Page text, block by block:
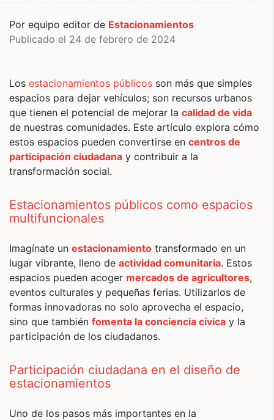
Por equipo editor de Estacionamientos
Publicado el 24 de febrero de 2024
Los estacionamientos públicos son más que simples
espacios para dejar vehículos; son recursos urbanos
que tienen el potencial de mejorar la calidad de vida
de nuestras comunidades. Este artículo explora cómo
estos espacios pueden convertirse en centros de
participación ciudadana y contribuir a la
transformación social.
Estacionamientos públicos como espacios
multifuncionales
Imagínate un estacionamiento transformado en un
lugar vibrante, lleno de actividad comunitaria. Estos
espacios pueden acoger mercados de agricultores,
eventos culturales y pequeñas ferias. Utilizarlos de
formas innovadoras no solo aprovecha el espacio,
sino que también fomenta la conciencia cívica y la
participación de los ciudadanos.
Participación ciudadana en el diseño de
estacionamientos
Uno de los pasos más importantes en la